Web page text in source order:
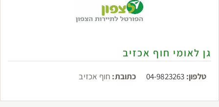
גן לאומי חוף אכזיב
טלפון: 04-9823263 כתובת: חוף אכזיב